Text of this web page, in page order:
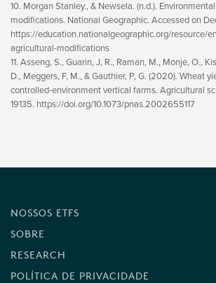
10. Morgan Stanley., & Newsela. (n.d.).
modifications. National Geographic. Accessed on
https://education.nationalgeographic.org/resource/
agricultural-modifications
11. Asseng, S., Guarin, J, R., Raman, M., Monje, O.,
D., Meggers, F, M., & Gauthier, P, G. (2020). Wheat
controlled-environment vertical farms. Agricultural
19135. https://doi.org/10.1073/pnas.2002655117
NOSSOS ETFS
SOBRE
RESEARCH
POLÍTICA DE PRIVACIDADE